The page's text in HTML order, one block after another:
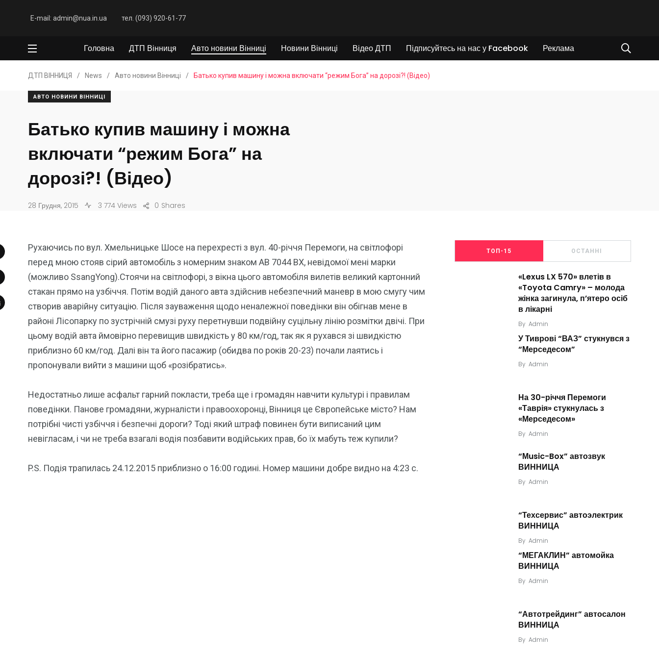
E-mail: admin@nua.in.ua тел. (093) 920-61-77
Головна ДТП Вінниця Авто новини Вінниці Новини Вінниці Відео ДТП Підписуйтесь на нас у Facebook Реклама
ДТП ВІННИЦЯ / News / Авто новини Вінниці / Батько купив машину і можна включати “режим Бога” на дорозі?! (Відео)
АВТО НОВИНИ ВІННИЦІ
Батько купив машину і можна
включати “режим Бога” на
дорозі?! (Відео)
28 Грудня, 2015 3 774 Views Shares
0
Рухаючись по вул. Хмельницьке Шосе на перехресті з вул. 40-річчя Перемоги, на світлофорі
перед мною стояв сірий автомобіль з номерним знаком АВ 7044 ВХ, невідомої мені марки
(можливо SsangYong).Стоячи на світлофорі, з вікна цього автомобіля вилетів великий картонний
стакан прямо на узбіччя. Потім водій даного авта здійснив небезпечний маневр в мою смугу чим
створив аварійну ситуацію. Після зауваження щодо неналежної поведінки він обігнав мене в
районі Лісопарку по зустрічній смузі руху перетнувши подвійну суцільну лінію розмітки двічі. При
цьому водій авта ймовірно перевищив швидкість у 80 км/год, так як я рухався зі швидкістю
приблизно 60 км/год. Далі він та його пасажир (обидва по років 20-23) почали лаятись і
пропонували вийти з машини щоб «розібратись».
Недостатньо лише асфальт гарний покласти, треба ще і громадян навчити культурі і правилам
поведінки. Панове громадяни, журналісти і правоохоронці, Вінниця це Європейське місто? Нам
потрібні чисті узбіччя і безпечні дороги? Тоді який штраф повинен бути виписаний цим
невігласам, і чи не треба взагалі водія позбавити водійських прав, бо їх мабуть теж купили?
P.S. Подія трапилась 24.12.2015 приблизно о 16:00 годині. Номер машини добре видно на 4:23 с.
ТОП-15 ОСТАННІ
«Lexus LX 570» влетів в
«Toyota Camry» – молода
жінка загинула, п’ятеро осіб
в лікарні
By Admin
У Тиврові “ВАЗ” стукнувся з
“Мерседесом”
By Admin
На 30-річчя Перемоги
«Таврія» стукнулась з
«Мерседесом»
By Admin
“Мusic-Box” автозвук
ВИННИЦА
By Admin
“Техсервис” автоэлектрик
ВИННИЦА
By Admin
“МЕГАКЛИН” автомойка
ВИННИЦА
By Admin
“Автотрейдинг” автосалон
ВИННИЦА
By Admin